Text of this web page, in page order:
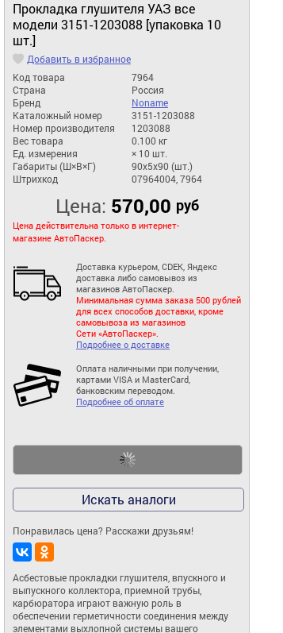
Прокладка глушителя УАЗ все
модели 3151-1203088 [упаковка 10
шт.]
Добавить в избранное
Код товара
7964
Страна
Россия
Бренд
Noname
Каталожный номер
3151-1203088
Номер производителя
1203088
Вес товара
0.100 кг
Ед. измерения
× 10 шт.
Габариты (Ш×В×Г)
90x5x90 (шт.)
Штрихкод
07964004, 7964
Цена: 570,00 руб
Цена действительна только в интернет-
магазине АвтоПаскер.
Доставка курьером, CDEK, Яндекс
доставка либо самовывоз из
магазинов АвтоПаскер.
Минимальная сумма заказа 500 рублей
для всех способов доставки, кроме
самовывоза из магазинов
Сети «АвтоПаскер».
Подробнее о доставке
Оплата наличными при получении,
картами VISA и MasterCard,
банковским переводом.
Подробнее об оплате
Искать аналоги
Понравилась цена? Расскажи друзьям!
Асбестовые прокладки глушителя, впускного и
выпускного коллектора, приемной трубы,
карбюратора играют важную роль в
обеспечении герметичности соединения между
элементами выхлопной системы вашего